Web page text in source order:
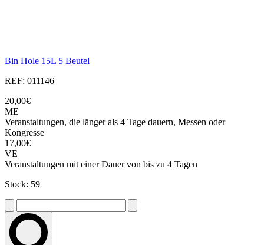
Bin Hole 15L 5 Beutel
REF: 011146
20,00€
ME
Veranstaltungen, die länger als 4 Tage dauern, Messen oder
Kongresse
17,00€
VE
Veranstaltungen mit einer Dauer von bis zu 4 Tagen
Stock: 59